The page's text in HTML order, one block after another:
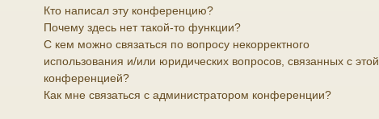
Кто написал эту конференцию?
Почему здесь нет такой-то функции?
С кем можно связаться по вопросу некорректного
использования и/или юридических вопросов, связанных с этой
конференцией?
Как мне связаться с администратором конференции?